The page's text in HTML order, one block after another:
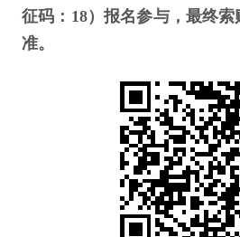
征码：18）报名参与，最终
准。